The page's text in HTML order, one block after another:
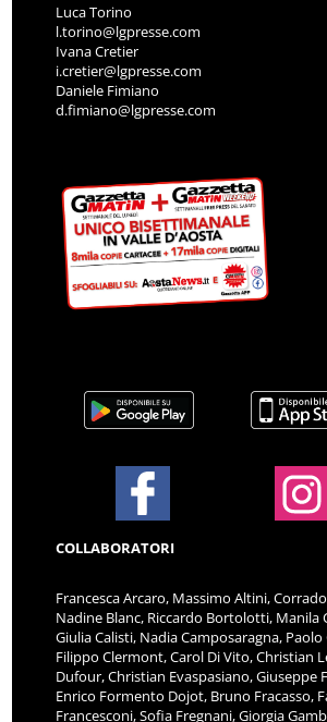
Luca Torino
l.torino@lgpresse.com
Ivana Cretier
i.cretier@lgpresse.com
Daniele Fimiano
d.fimiano@lgpresse.com
COLLABORATORI
Francesca Arcaro, Massimo Altini,
Nadine Blanc, Riccardo Bortolotti, Manila
Giulia Calisti, Nadia Camposaragna, Paolo
Filippo Clermont, Carol Di Vito, Christian
Dufour, Christian Evaspasiano, Giuseppe
Enrico Formento Dojot, Bruno Fracasso,
Francesconi, Sofia Fregnani, Giorgia